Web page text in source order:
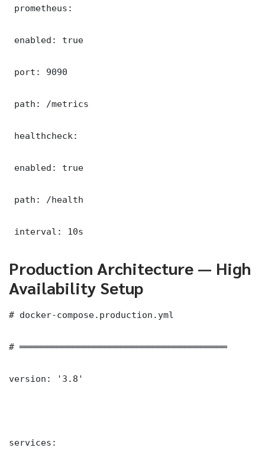
prometheus:
enabled: true
port: 9090
path: /metrics
healthcheck:
enabled: true
path: /health
interval: 10s
Production Architecture — High
Availability Setup
# docker-compose.production.yml
# ═══════════════════════════════════════
version: '3.8'
services: